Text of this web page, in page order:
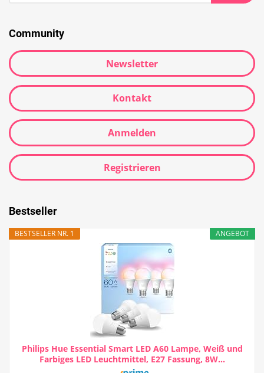
Community
Newsletter
Kontakt
Anmelden
Registrieren
Bestseller
ANGEBOT
BESTSELLER NR. 1
Philips Hue Essential Smart LED A60 Lampe, Weiß und
Farbiges LED Leuchtmittel, E27 Fassung, 8W...